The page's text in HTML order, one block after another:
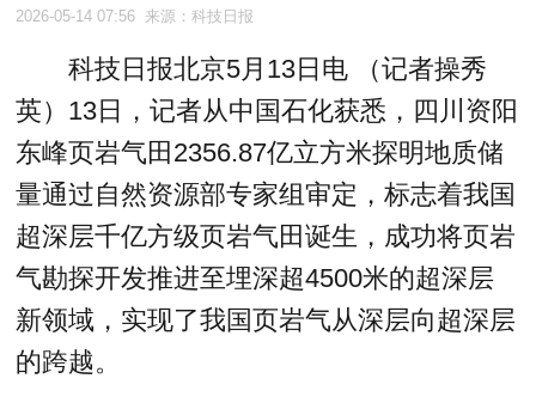
2026-05-14 07:56 来源：科技日报
科技日报北京5月13日电 （记者操秀
英）13日，记者从中国石化获悉，四川资阳
东峰页岩气田2356.87亿立方米探明地质储
量通过自然资源部专家组审定，标志着我国
超深层千亿方级页岩气田诞生，成功将页岩
气勘探开发推进至埋深超4500米的超深层
新领域，实现了我国页岩气从深层向超深层
的跨越。